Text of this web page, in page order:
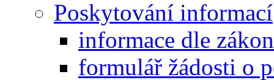
Poskytování informací
informace dle
formulář žádosti o